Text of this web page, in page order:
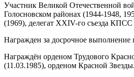
Участник Великой Отечественной
Голосновском районах (1944-1948,
(1969), делегат XXIV-го съезда КПСС
Награжден за досрочное выполнение
Награждён орденом Трудового
(11.03.1985), орденом Красной Звезды.